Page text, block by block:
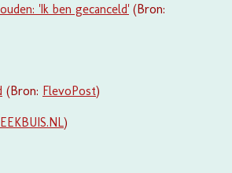
'Ik ben gecanceld'(Bron:
(Bron: FlevoPost)
)